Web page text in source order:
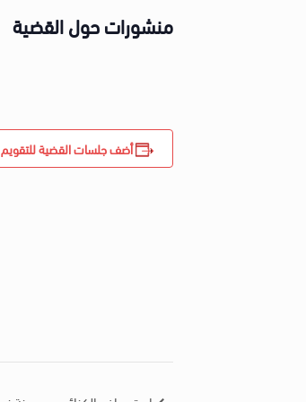
منشورات حول القضية
أضف جلسات القضية للتقويم